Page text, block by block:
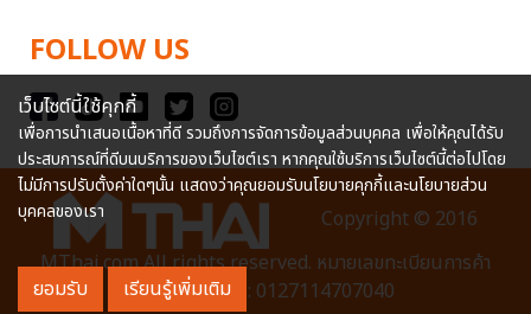
FOLLOW US
Copyright © 2016
MThai.com All rights reserved. หมายเลขทะเบียนการค้า
อิเล็กทรอนิกส์ : 0127114707040
เว็บไซต์นี้ใช้คุกกี้
เพื่อการนำเสนอเนื้อหาที่ดี รวมถึงการจัดการข้อมูลส่วนบุคคล เพื่อให้คุณได้รับ
ประสบการณ์ที่ดีบนบริการของเว็บไซต์เรา หากคุณใช้บริการเว็บไซต์นี้ต่อไปโดย
ไม่มีการปรับตั้งค่าใดๆนั้น แสดงว่าคุณยอมรับนโยบายคุกกี้และนโยบายส่วน
บุคคลของเรา
ยอมรับ เรียนรู้เพิ่มเติม